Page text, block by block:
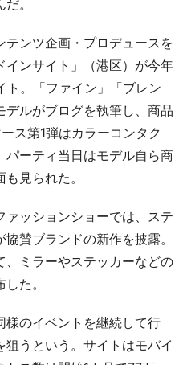
。
ンツ企画・プロデュースを
ンサイト」（港区）が今年
ト。「ファイン」「ブレン
デルがブログを執筆し、商品
ス第1弾はカラーコンタク
パーティ当日はモデル自ら商
見られた。
ッションショーでは、ステ
賛ブランドの新作を披露。
、ミラーやステッカーなどの
た。
のイベントを継続して行
うという。サイトはモバイ